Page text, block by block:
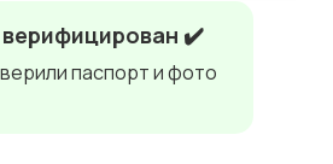
✔️
паспорт и фото